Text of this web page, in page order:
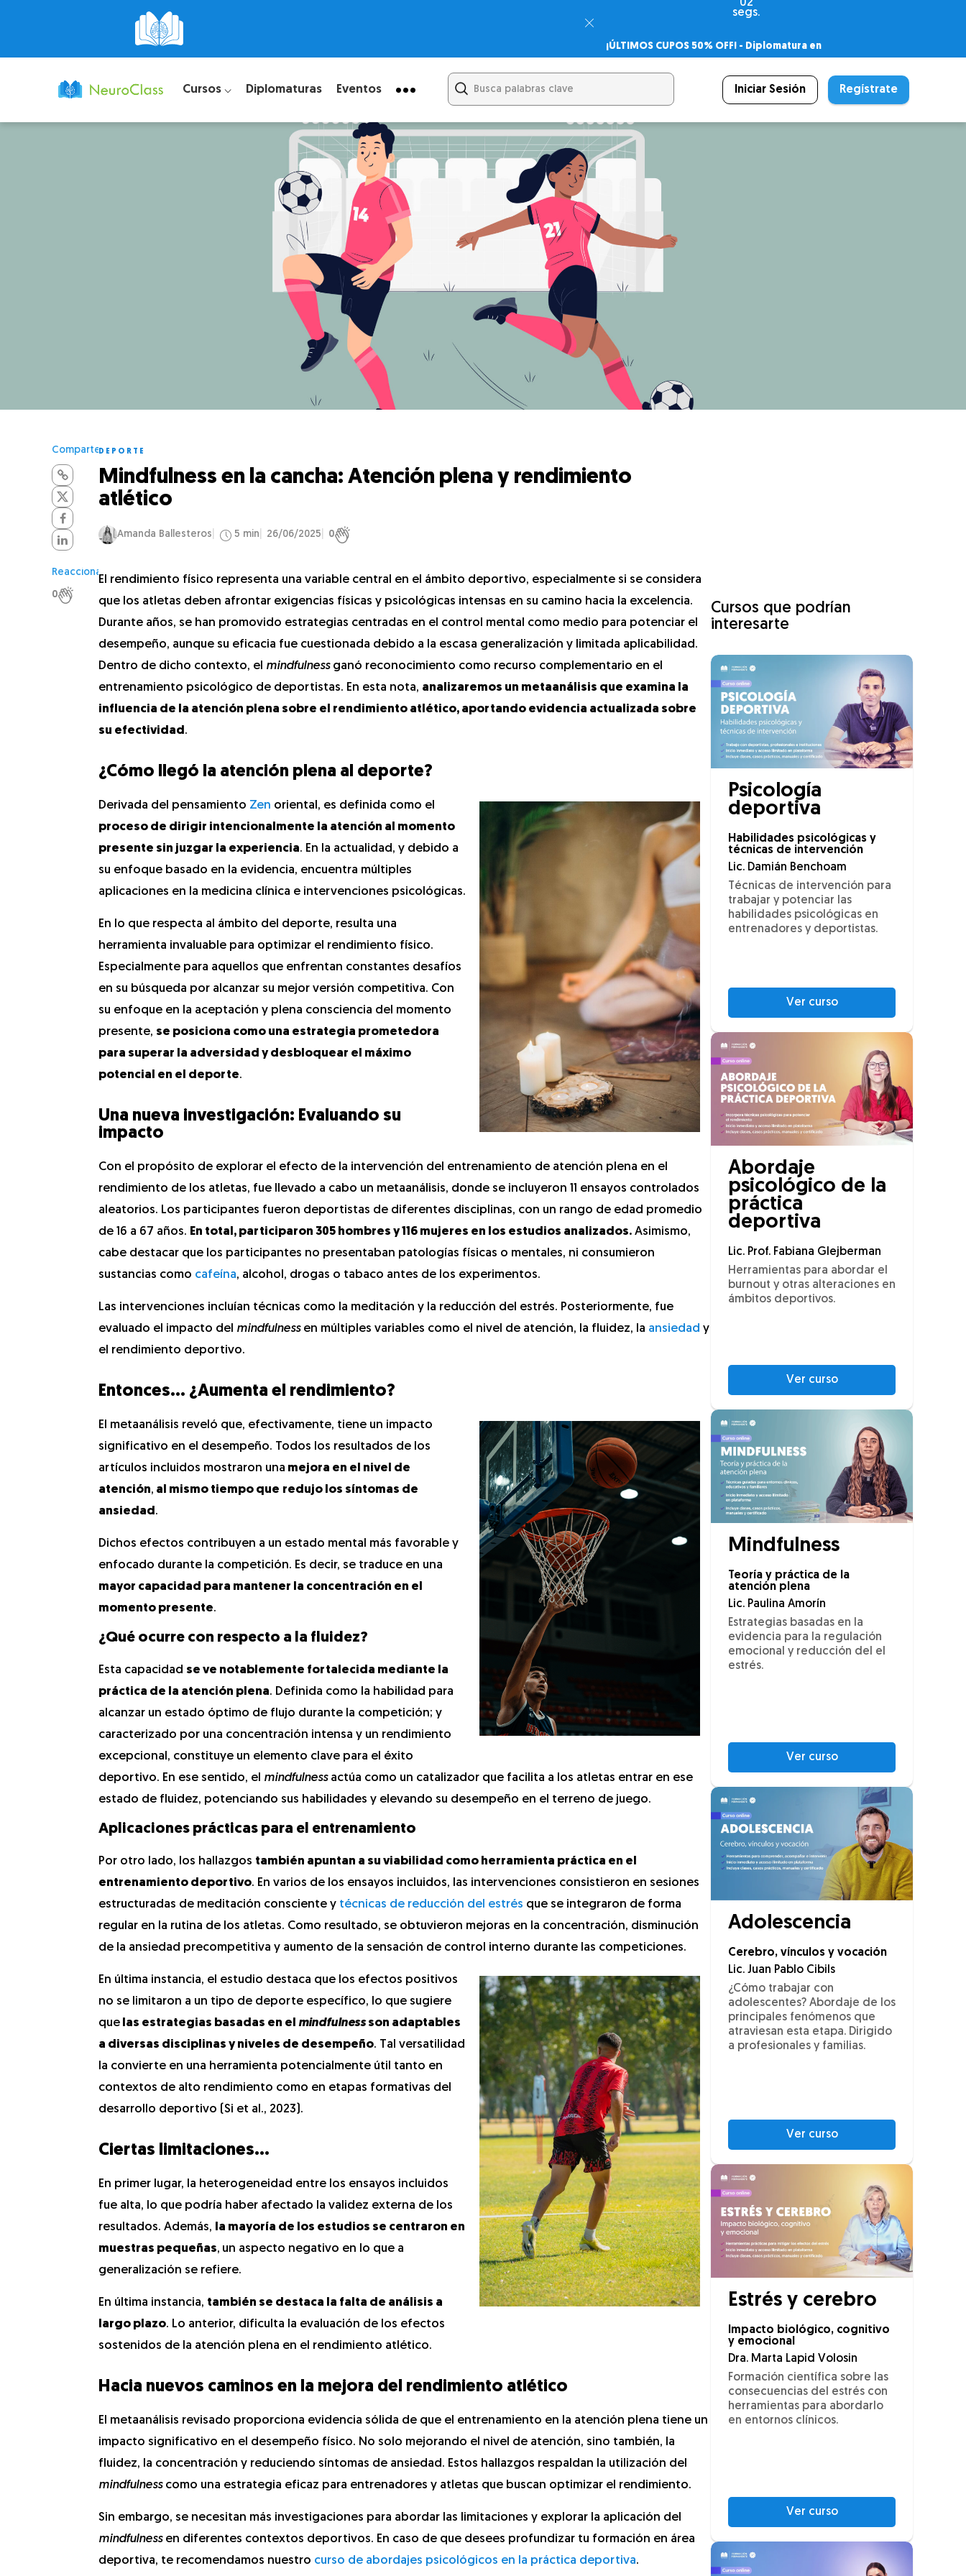
00
segs.
¡ÚLTIMOS CUPOS 50% OFF! - Diplomatura en
– Certificado Universitario
Cursos ⌵ Diplomaturas Eventos Iniciar Sesión Regístrate
Comparte
Reacciona
0
DEPORTE
Mindfulness en la cancha: Atención plena y rendimiento
atlético
Amanda Ballesteros 5 min 26/06/2025 0
El rendimiento físico representa una variable central en el ámbito deportivo, especialmente si se considera
que los atletas deben afrontar exigencias físicas y psicológicas intensas en su camino hacia la excelencia.
Durante años, se han promovido estrategias centradas en el control mental como medio para potenciar el
desempeño, aunque su eficacia fue cuestionada debido a la escasa generalización y limitada aplicabilidad.
Dentro de dicho contexto, el mindfulnessganó reconocimiento como recurso complementario en el
entrenamiento psicológico de deportistas. En esta nota, analizaremos un metaanálisis que examina la
influencia de la atención plena sobre el rendimiento atlético, aportando evidencia actualizada sobre
su efectividad .
¿Cómo llegó la atención plena al deporte?
Derivada del pensamiento Zen oriental, es definida como el
proceso de dirigir intencionalmente la atención al momento
presente sin juzgar la experiencia. En la actualidad, y debido a
su enfoque basado en la evidencia, encuentra múltiples
aplicaciones en la medicina clínica e intervenciones psicológicas.
En lo que respecta al ámbito del deporte, resulta una
herramienta invaluable para optimizar el rendimiento físico.
Especialmente para aquellos que enfrentan constantes desafíos
en su búsqueda por alcanzar su mejor versión competitiva. Con
su enfoque en la aceptación y plena consciencia del momento
presente, se posiciona como una estrategia prometedora
para superar la adversidad y desbloquear el máximo
potencial en el deporte.
Una nueva investigación: Evaluando su
impacto
Con el propósito de explorar el efecto de la intervención del entrenamiento de atención plena en el
rendimiento de los atletas, fue llevado a cabo un metaanálisis, donde se incluyeron 11 ensayos controlados
aleatorios. Los participantes fueron deportistas de diferentes disciplinas, con un rango de edad promedio
de 16 a 67 años. En total, participaron 305 hombres y 116 mujeres en los estudios analizados. Asimismo,
cabe destacar que los participantes no presentaban patologías físicas o mentales, ni consumieron
sustancias como cafeína, alcohol, drogas o tabaco antes de los experimentos.
Las intervenciones incluían técnicas como la meditación y la reducción del estrés. Posteriormente, fue
evaluado el impacto del mindfulnessen múltiples variables como el nivel de atención, la fluidez, la ansiedad y
el rendimiento deportivo.
Entonces… ¿Aumenta el rendimiento?
El metaanálisis reveló que, efectivamente, tiene un impacto
significativo en el desempeño. Todos los resultados de los
artículos incluidos mostraron una mejora en el nivel de
atención, al mismo tiempo que redujo los síntomas de
ansiedad .
Dichos efectos contribuyen a un estado mental más favorable y
enfocado durante la competición. Es decir, se traduce en una
mayor capacidad para mantener la concentración en el
momento presente.
¿Qué ocurre con respecto a la fluidez?
Esta capacidad se ve notablemente fortalecida mediante la
práctica de la atención plena. Definida como la habilidad para
alcanzar un estado óptimo de flujo durante la competición; y
caracterizado por una concentración intensa y un rendimiento
excepcional, constituye un elemento clave para el éxito
deportivo. En ese sentido, el mindfulnessactúa como un catalizador que facilita a los atletas entrar en ese
estado de fluidez, potenciando sus habilidades y elevando su desempeño en el terreno de juego.
Aplicaciones prácticas para el entrenamiento
Por otro lado, los hallazgos también apuntan a su viabilidad como herramienta práctica en el
entrenamiento deportivo. En varios de los ensayos incluidos, las intervenciones consistieron en sesiones
estructuradas de meditación consciente y técnicas de reducción del estrés que se integraron de forma
regular en la rutina de los atletas. Como resultado, se obtuvieron mejoras en la concentración, disminución
de la ansiedad precompetitiva y aumento de la sensación de control interno durante las competiciones.
En última instancia, el estudio destaca que los efectos positivos
no se limitaron a un tipo de deporte específico, lo que sugiere
que las estrategias basadas en el mindfulnessson adaptables
a diversas disciplinas y niveles de desempeño. Tal versatilidad
la convierte en una herramienta potencialmente útil tanto en
contextos de alto rendimiento como en etapas formativas del
desarrollo deportivo (Si et al., 2023).
Ciertas limitaciones…
En primer lugar, la heterogeneidad entre los ensayos incluidos
fue alta, lo que podría haber afectado la validez externa de los
resultados. Además,
la mayoría de los estudios se centraron en
muestras pequeñas, un aspecto negativo en lo que a
generalización se refiere.
En última instancia, también se destaca la falta de análisis a
largo plazo. Lo anterior, dificulta la evaluación de los efectos
sostenidos de la atención plena en el rendimiento atlético.
Hacia nuevos caminos en la mejora del rendimiento atlético
El metaanálisis revisado proporciona evidencia sólida de que el entrenamiento en la atención plena tiene un
impacto significativo en el desempeño físico. No solo mejorando el nivel de atención, sino también, la
fluidez, la concentración y reduciendo síntomas de ansiedad. Estos hallazgos respaldan la utilización del
mindfulnesscomo una estrategia eficaz para entrenadores y atletas que buscan optimizar el rendimiento.
Sin embargo, se necesitan más investigaciones para abordar las limitaciones y explorar la aplicación del
mindfulness en diferentes contextos deportivos. En caso de que desees profundizar tu formación en área
deportiva, te recomendamos nuestro curso de abordajes psicológicos en la práctica deportiva.
Cursos que podrían
interesarte
Psicología
deportiva
Habilidades psicológicas y
técnicas de intervención
Lic. Damián Benchoam
Técnicas de intervención para
trabajar y potenciar las
habilidades psicológicas en
entrenadores y deportistas.
Ver curso
Abordaje
psicológico de la
práctica
deportiva
Lic. Prof. Fabiana Glejberman
Herramientas para abordar el
burnout y otras alteraciones en
ámbitos deportivos.
Ver curso
Mindfulness
Teoría y práctica de la
atención plena
Lic. Paulina Amorín
Estrategias basadas en la
evidencia para la regulación
emocional y reducción del el
estrés.
Ver curso
Adolescencia
Cerebro, vínculos y vocación
Lic. Juan Pablo Cibils
¿Cómo trabajar con
adolescentes? Abordaje de los
principales fenómenos que
atraviesan esta etapa. Dirigido
a profesionales y familias.
Ver curso
Estrés y cerebro
Impacto biológico, cognitivo
y emocional
Dra. Marta Lapid Volosin
Formación científica sobre las
consecuencias del estrés con
herramientas para abordarlo
en entornos clínicos.
Ver curso